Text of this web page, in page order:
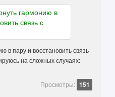
в пару и восстановить связь
на сложных случаях:
Просмотры: 151